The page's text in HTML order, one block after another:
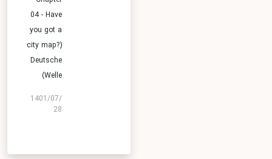
04 - Have
you got a
city map?)
Deutsche
Welle)
1401/07/
28